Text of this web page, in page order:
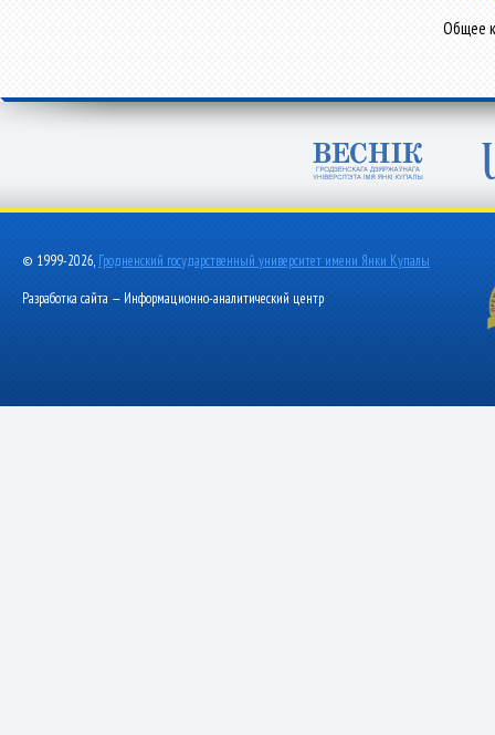
Общее
© 1999-2026, Гродненский государственный университет имени Янки Купалы
Разработка сайта — Информационно-аналитический центр